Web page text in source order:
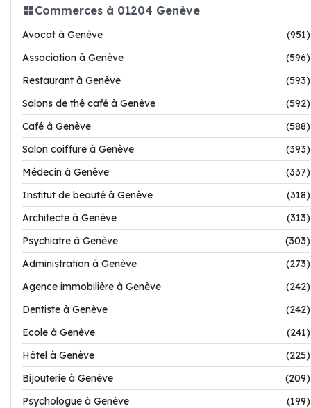
Commerces à 01204 Genève
Avocat à Genève
(951)
Association à Genève
(596)
Restaurant à Genève
(593)
Salons de thé café à Genève
(592)
Café à Genève
(588)
Salon coiffure à Genève
(393)
Médecin à Genève
(337)
Institut de beauté à Genève
(318)
Architecte à Genève
(313)
Psychiatre à Genève
(303)
Administration à Genève
(273)
Agence immobilière à Genève
(242)
Dentiste à Genève
(242)
Ecole à Genève
(241)
Hôtel à Genève
(225)
Bijouterie à Genève
(209)
Psychologue à Genève
(199)